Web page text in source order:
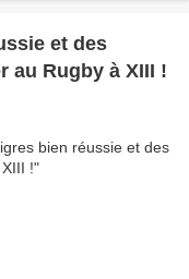
et des
au Rugby à XIII !